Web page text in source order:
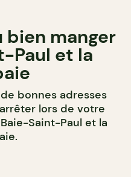
bien manger
Paul et la
bonnes adresses
lors de votre
Saint-Paul et la